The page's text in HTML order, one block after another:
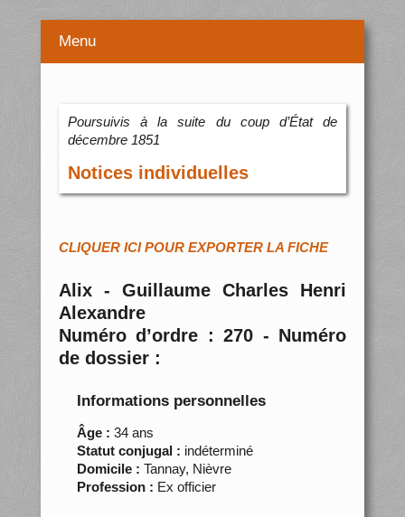
Menu
Poursuivis à la suite du coup d’État de
décembre 1851
Notices individuelles
CLIQUER ICI POUR EXPORTER LA FICHE
Alix - Guillaume Charles Henri
Alexandre
Numéro d’ordre : 270 - Numéro
de dossier :
Informations personnelles
Âge : 34 ans
Statut conjugal : indéterminé
Domicile : Tannay, Nièvre
Profession : Ex officier